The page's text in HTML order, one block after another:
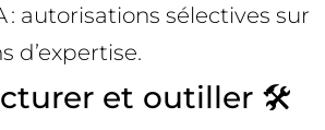
: autorisations sélectives sur
d’expertise.
et outiller 🛠️